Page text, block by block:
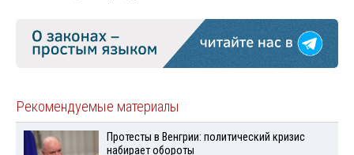
Рекомендуемые материалы
Протесты в Венгрии: политический кризис
набирает обороты